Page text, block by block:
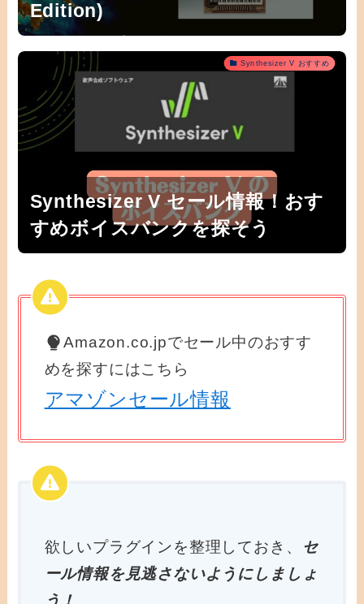
Edition)
Synthesizer V おすすめ
Synthesizer V セール情報！おす
すめボイスバンクを探そう
Amazon.co.jpでセール中のおすす
めを探すにはこちら
アマゾンセール情報
欲しいプラグインを整理しておき、
セ
ール情報を見逃さないようにしましょ